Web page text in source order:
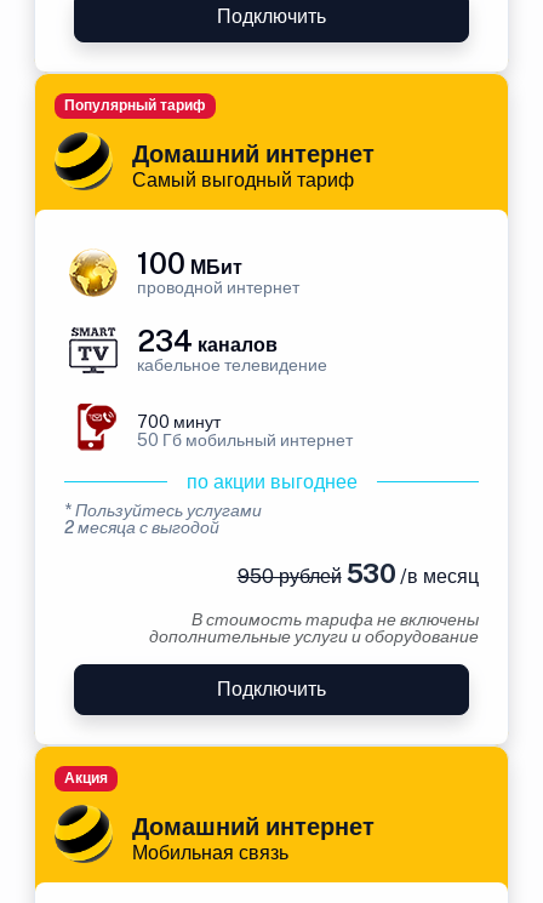
Подключить
Домашний интернет
Самый выгодный тариф
Популярный тариф
100 МБит
проводной интернет
234 каналов
кабельное телевидение
700 минут
50 Гб мобильный интернет
по акции выгоднее
* Пользуйтесь услугами
2 месяца с выгодой
950 рублей530 /в месяц
В стоимость тарифа не включены
дополнительные услуги и оборудование
Подключить
Домашний интернет
Мобильная связь
Акция